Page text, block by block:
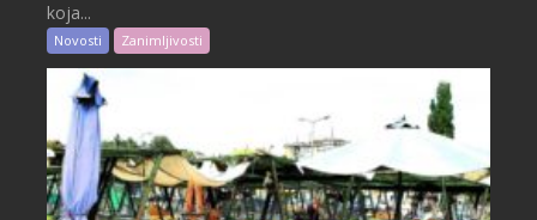
koja...
Novosti Zanimljivosti